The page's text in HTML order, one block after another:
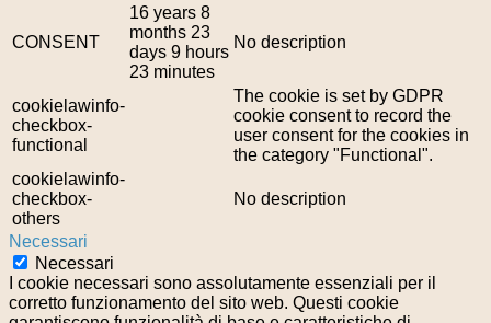
CONSENT
16 years 8
months 23
days 9 hours
23 minutes
No description
cookielawinfo-
checkbox-
functional
The cookie is set by GDPR
cookie consent to record the
user consent for the cookies in
the category "Functional".
cookielawinfo-
checkbox-
others
No description
Necessari
Necessari
I cookie necessari sono assolutamente essenziali per il
corretto funzionamento del sito web. Questi cookie